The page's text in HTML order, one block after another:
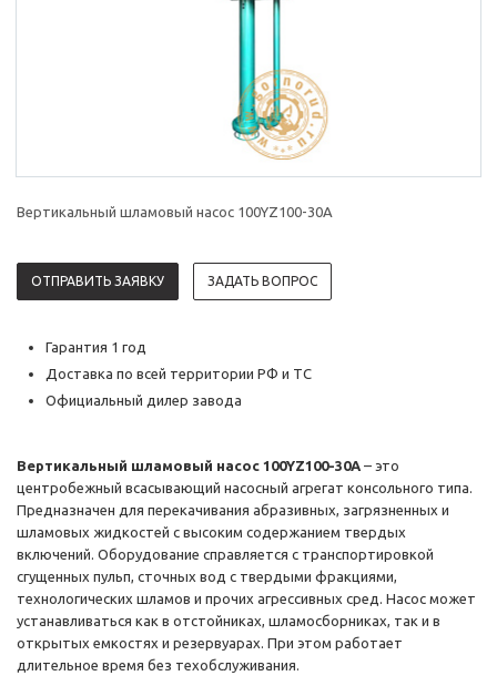
Вертикальный шламовый насос 100YZ100-30A
ОТПРАВИТЬ ЗАЯВКУ ЗАДАТЬ ВОПРОС
Гарантия 1 год
Доставка по всей территории РФ и ТС
Официальный дилер завода
Вертикальный шламовый насос 100YZ100-30A – это
центробежный всасывающий насосный агрегат консольного типа.
Предназначен для перекачивания абразивных, загрязненных и
шламовых жидкостей с высоким содержанием твердых
включений. Оборудование справляется с транспортировкой
сгущенных пульп, сточных вод с твердыми фракциями,
технологических шламов и прочих агрессивных сред. Насос может
устанавливаться как в отстойниках, шламосборниках, так и в
открытых емкостях и резервуарах. При этом работает
длительное время без техобслуживания.